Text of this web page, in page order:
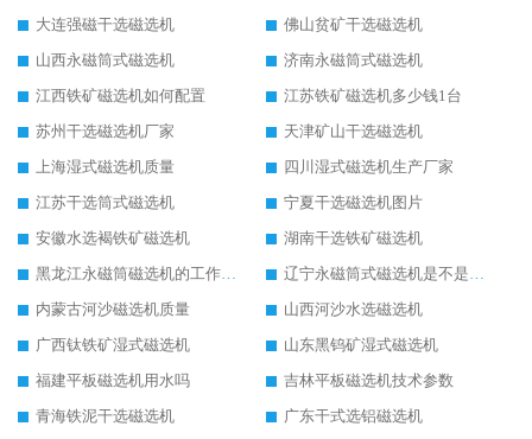
大连强磁干选磁选机
佛山贫矿干选磁选机
山西永磁筒式磁选机
济南永磁筒式磁选机
江西铁矿磁选机如何配置
江苏铁矿磁选机多少钱1台
苏州干选磁选机厂家
天津矿山干选磁选机
上海湿式磁选机质量
四川湿式磁选机生产厂家
江苏干选筒式磁选机
宁夏干选磁选机图片
安徽水选褐铁矿磁选机
湖南干选铁矿磁选机
黑龙江永磁筒磁选机的工作原理
辽宁永磁筒式磁选机是不是强磁
内蒙古河沙磁选机质量
山西河沙水选磁选机
广西钛铁矿湿式磁选机
山东黑钨矿湿式磁选机
福建平板磁选机用水吗
吉林平板磁选机技术参数
青海铁泥干选磁选机
广东干式选铝磁选机